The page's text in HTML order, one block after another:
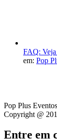
FAQ: Veja
em: Pop
Pop Plus Eventos
Copyright @
Entre em